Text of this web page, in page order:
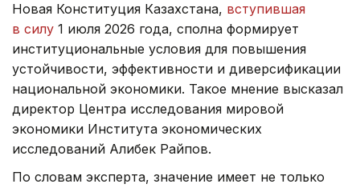
Новая Конституция Казахстана, вступившая
в силу 1 июля 2026 года, сполна формирует
институциональные условия для повышения
устойчивости, эффективности и диверсификации
национальной экономики. Такое мнение высказал
директор Центра исследования мировой
экономики Института экономических
исследований Алибек Райпов.
По словам эксперта, значение имеет не только